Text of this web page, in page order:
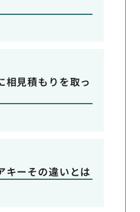
相見積もりを取っ
キーその違いとは